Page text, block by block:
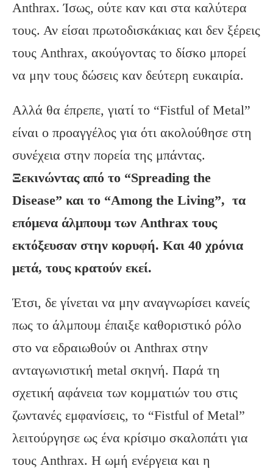
Anthrax. Ίσως, ούτε καν και στα καλύτερα
τους. Αν είσαι πρωτοδισκάκιας και δεν ξέρεις
τους Anthrax, ακούγοντας το δίσκο μπορεί
να μην τους δώσεις καν δεύτερη ευκαιρία.
Αλλά θα έπρεπε, γιατί το “Fistful of Metal”
είναι ο προαγγέλος για ότι ακολούθησε στη
συνέχεια στην πορεία της μπάντας.
Ξεκινώντας από το “Spreading the
Disease” και το “Among the Living”, τα
επόμενα άλμπουμ των Anthrax τους
εκτόξευσαν στην κορυφή. Και 40 χρόνια
μετά, τους κρατούν εκεί.
Έτσι, δε γίνεται να μην αναγνωρίσει κανείς
πως το άλμπουμ έπαιξε καθοριστικό ρόλο
στο να εδραιωθούν οι Anthrax στην
ανταγωνιστική metal σκηνή. Παρά τη
σχετική αφάνεια των κομματιών του στις
ζωντανές εμφανίσεις, το “Fistful of Metal”
λειτούργησε ως ένα κρίσιμο σκαλοπάτι για
τους Anthrax. Η ωμή ενέργεια και η